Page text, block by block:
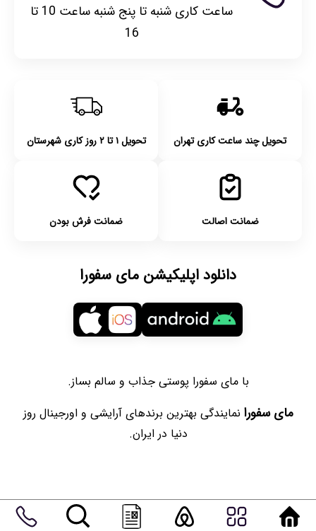
ساعت کاری شنبه تا پنج شنبه ساعت 10 تا
16
تحویل چند ساعت کاری تهران تحویل ۱ تا ۲ روز کاری شهرستان
ضمانت اصالت ضمانت فرش بودن
دانلود اپلیکیشن مای سفورا
با مای سفورا پوستی جذاب و سالم بساز.
مای سفورا نمایندگی بهترین برندهای آرایشی و اورجینال روز
دنیا در ایران.